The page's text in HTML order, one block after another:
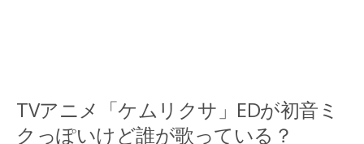
TVアニメ「ケムリクサ」EDが初音ミ
クっぽいけど誰が歌っている？